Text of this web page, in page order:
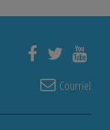
Courriel